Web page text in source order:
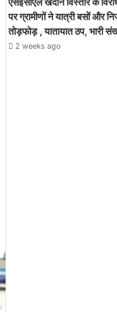
पर ग्रामीणों ने यात्री बसों और
तोड़फोड़ , यातायात ठप, भारी
2 weeks ago